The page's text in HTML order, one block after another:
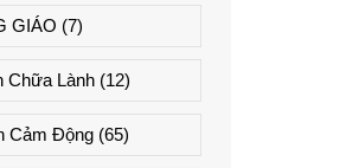
GIÁO (7)
Chữa Lành(12)
Cảm Động(65)